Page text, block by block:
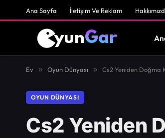
Ana Sayfa İletişim Ve Reklam
Ev » Oyun Dünyası » Cs2 Yeniden Doğma
OYUN DÜNYASI
Cs2 Yeniden